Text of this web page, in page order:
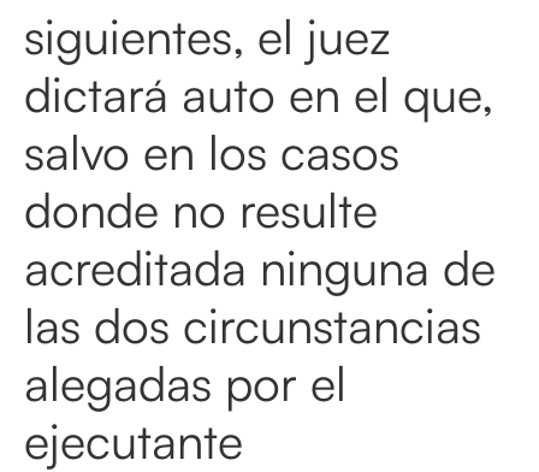
siguientes, el juez
dictará auto en el que,
salvo en los casos
donde no resulte
acreditada ninguna de
las dos circunstancias
alegadas por el
ejecutante